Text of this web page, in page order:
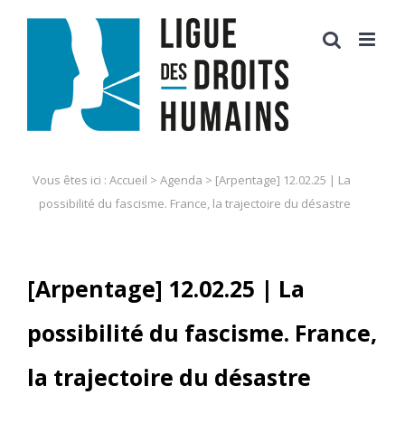
Vous êtes ici : Accueil > Agenda > [Arpentage] 12.02.25 | La
possibilité du fascisme. France, la trajectoire du désastre
[Arpentage] 12.02.25 | La
possibilité du fascisme. France,
la trajectoire du désastre